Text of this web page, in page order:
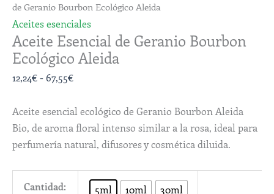
de Geranio Bourbon Ecológico Aleida
Aceites esenciales
Aceite Esencial de Geranio Bourbon
Ecológico Aleida
12,24€- 67,55€
Aceite esencial ecológico de Geranio Bourbon Aleida
Bio, de aroma floral intenso similar a la rosa, ideal para
perfumería natural, difusores y cosmética diluida.
Cantidad: 5ml 10ml 30ml